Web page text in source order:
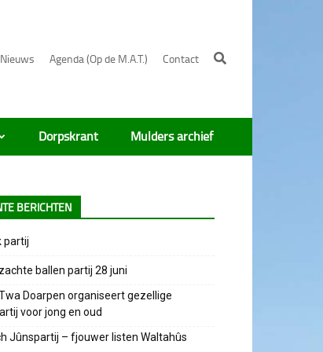
Nieuws Agenda (Op de M.A.T.) Contact
Dorpskrant Mulders archief
BERICHTEN
partij
ballen partij 28 juni
Twa Doarpen organiseert gezellige
voor jong en oud
Jûnspartij – fjouwer listen Waltahûs